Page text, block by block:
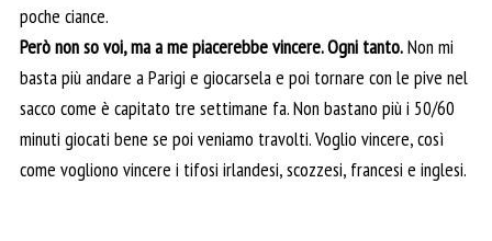
poche ciance.
Però non so voi, ma a me piacerebbe vincere. Ogni tanto.Non mi
basta più andare a Parigi e giocarsela e poi tornare con le pive nel
sacco come è capitato tre settimane fa. Non bastano più i 50/60
minuti giocati bene se poi veniamo travolti. Voglio vincere, così
come vogliono vincere i tifosi irlandesi, scozzesi, francesi e inglesi.